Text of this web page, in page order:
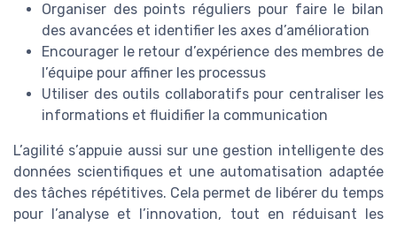
Organiser des points réguliers pour faire le bilan
des avancées et identifier les axes d’amélioration
Encourager le retour d’expérience des membres de
l’équipe pour affiner les processus
Utiliser des outils collaboratifs pour centraliser les
informations et fluidifier la communication
L’agilité s’appuie aussi sur une gestion intelligente des
données scientifiques et une automatisation adaptée
des tâches répétitives. Cela permet de libérer du temps
pour l’analyse et l’innovation, tout en réduisant les